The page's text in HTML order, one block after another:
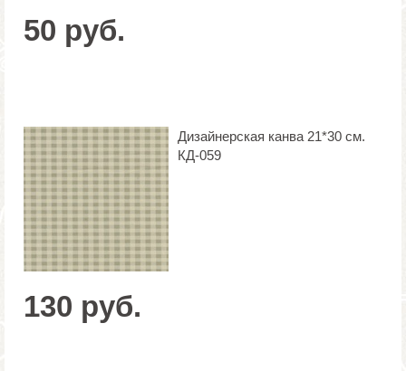
50 руб.
Дизайнерская канва 21*30 см.
КД-059
130 руб.